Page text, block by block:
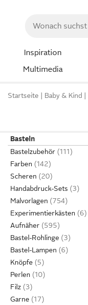
Inspiration
Multimedia
Startseite Baby & Kind
Basteln
Bastelzubehör
Farben
Scheren
Handabdruck-Sets
Malvorlagen
Experimentierkästen
Aufnäher
Bastel-Rohlinge
Bastel-Lampen
Knöpfe
Perlen
Filz
Garne